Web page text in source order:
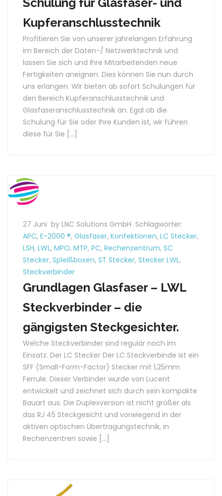
Kupferanschlusstechnik
Profitieren Sie von unserer jahrelangen Erfahrung
im Bereich der Daten-/ Netzwerktechnik und
lassen Sie sich und Ihre Mitarbeitenden neue
Fertigkeiten aneignen. Dies können Sie nun durch
uns erlangen. Wir bieten ab sofort Schulungen für
den Bereich Kupferanschlusstechnik und
Glasfaseranschlusstechnik an. Egal ob die
Schulung für Sie oder Ihre Kunden ist, wir führen
diese für Sie […]
27 Juni by LNC Solutions GmbH Schlagwörter:
APC, E-2000 ®, Glasfaser, Konfektionen, LC Stecker,
LSH, LWL, MPO, MTP, PC, Rechenzentrum, SC
Stecker, Spleißboxen, ST Stecker, Stecker LWL,
Steckverbinder
Grundlagen Glasfaser – LWL
Steckverbinder – die
gängigsten Steckgesichter.
Welche Steckverbinder sind regulär noch im
Einsatz. Der LC Stecker Der LC Steckverbinde ist ein
SFF (Small-Form-Factor) Stecker mit 1,25mm
Ferrule. Dieser Verbinder wurde von Lucent
entwickelt und zeichnet sich durch sein kompakte
Bauart aus. Die Duplexversion ist nicht größer als
das RJ 45 Steckgesicht und vorwiegend in der
aktiven optischen Übertragungstechnik, in
Rechenzentren sowie […]